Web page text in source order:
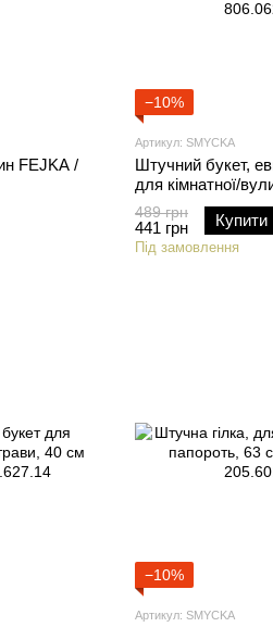
FEJKA /
−10%
Артикул: SMYCKA
Штучний букет,
для кімнатної/
рослинності, 60
806.062.60
489 грн
441 грн Купити
Під замовлення
−10%
Артикул: SMYCKA